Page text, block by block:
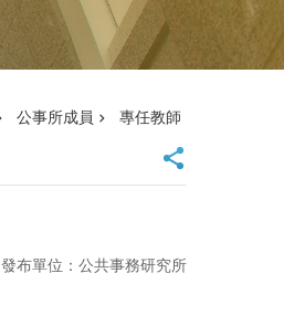
公事所成員 專任教師
發布單位：公共事務研究所